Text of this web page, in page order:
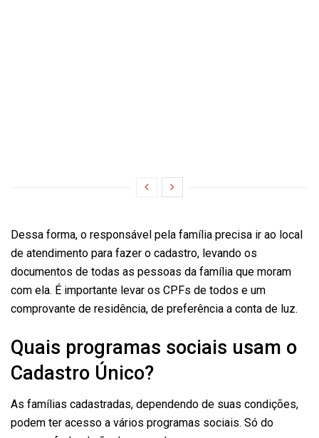
Dessa forma, o responsável pela família precisa ir ao local
de atendimento para fazer o cadastro, levando os
documentos de todas as pessoas da família que moram
com ela. É importante levar os CPFs de todos e um
comprovante de residência, de preferência a conta de luz.
Quais programas sociais usam o
Cadastro Único?
As famílias cadastradas, dependendo de suas condições,
podem ter acesso a vários programas sociais. Só do